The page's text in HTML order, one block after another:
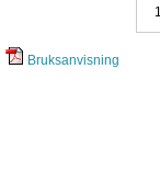
Bruksanvisning